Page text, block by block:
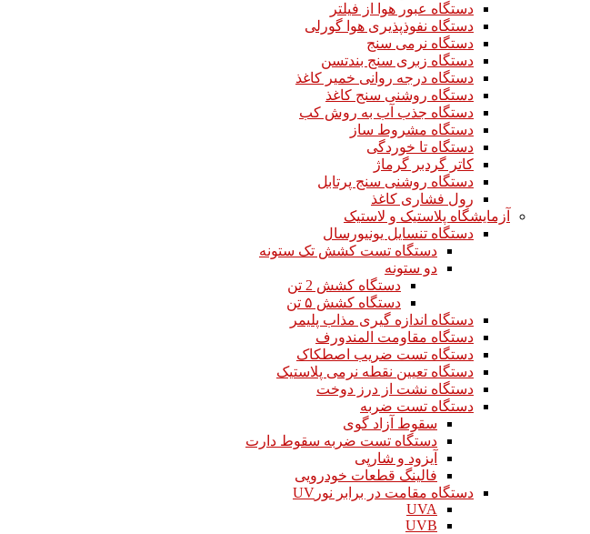
دستگاه عبور هوا از فیلتر
دستگاه نفوذپذیری هوا گورلی
دستگاه نرمی سنج
دستگاه زبری سنج بندتسن
دستگاه درجه روانی خمیر کاغذ
دستگاه روشنی سنج کاغذ
دستگاه جذب آب به روش کب
دستگاه مشروط ساز
دستگاه تا خوردگی
کاتر گردبر گرماژ
دستگاه روشنی سنج پرتابل
رول فشاری کاغذ
آزمایشگاه پلاستیک و لاستیک
دستگاه تنسایل یونیورسال
دستگاه تست کشش تک ستونه
دو ستونه
دستگاه کشش 2 تن
دستگاه کشش ۵ تن
دستگاه اندازه گیری مذاب پلیمر
دستگاه مقاومت المندورف
دستگاه تست ضریب اصطکاک
دستگاه تعیین نقطه نرمی پلاستیک
دستگاه نشت از درز دوخت
دستگاه تست ضربه
سقوط آزاد گوی
دستگاه تست ضربه سقوط دارت
آیزود و شارپی
فالینگ قطعات خودرویی
دستگاه مقامت در برابر نورUV
UVA
UVB